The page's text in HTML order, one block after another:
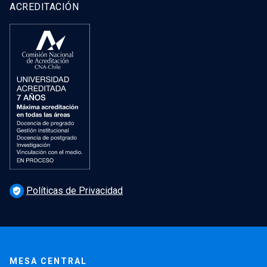
ACREDITACIÓN
verified_user Políticas de Privacidad
MESA CENTRAL